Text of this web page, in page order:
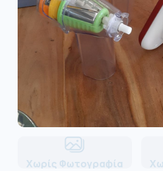
Χωρίς Φωτογραφία